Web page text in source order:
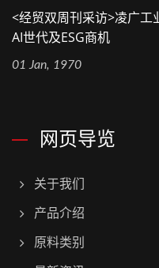
<经贸双周刊采访>凌广
AI世代及ESG商机
01 Jan, 1970
网页导览
关于我们
产品介绍
原料类别